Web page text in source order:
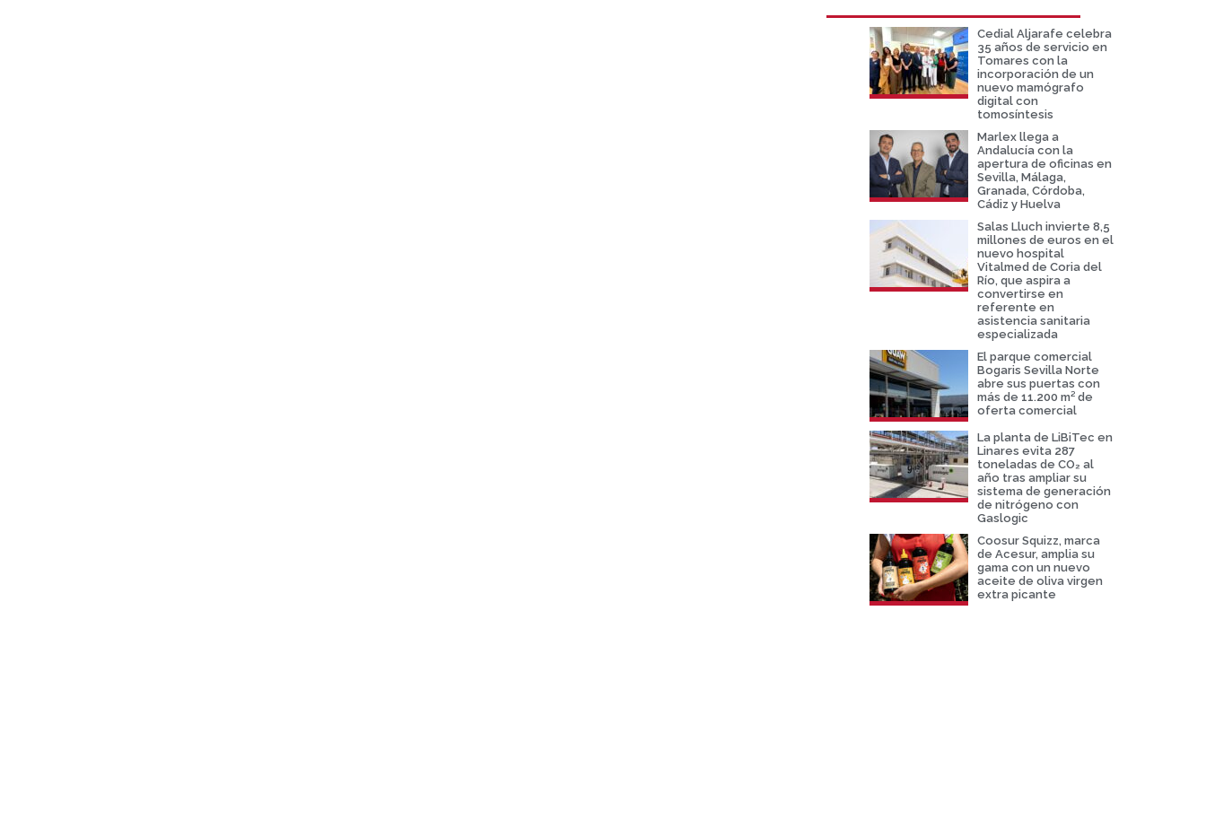
Cedial Aljarafe celebra
35 años de servicio en
Tomares con la
incorporación de un
nuevo mamógrafo
digital con
tomosíntesis
Marlex llega a
Andalucía con la
apertura de oficinas en
Sevilla, Málaga,
Granada, Córdoba,
Cádiz y Huelva
Salas Lluch invierte 8,5
millones de euros en el
nuevo hospital
Vitalmed de Coria del
Río, que aspira a
convertirse en
referente en
asistencia sanitaria
especializada
El parque comercial
Bogaris Sevilla Norte
abre sus puertas con
más de 11.200 m² de
oferta comercial
La planta de LiBiTec en
Linares evita 287
toneladas de CO₂ al
año tras ampliar su
sistema de generación
de nitrógeno con
Gaslogic
Coosur Squizz, marca
de Acesur, amplia su
gama con un nuevo
aceite de oliva virgen
extra picante